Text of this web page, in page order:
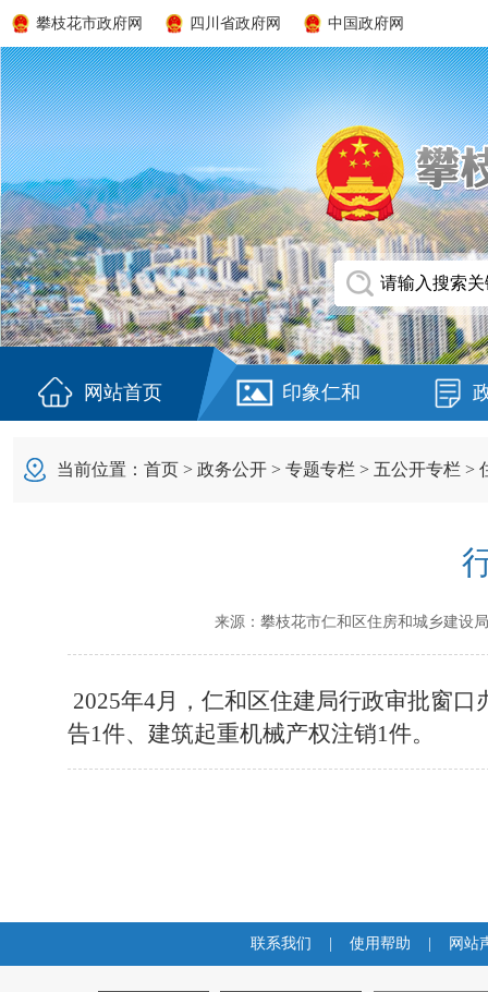
攀枝花市政府网 四川省政府网 中国政府网
网站首页 印象仁和
当前位置： 首页 > 政务公开 > 专题专栏 > 五公开专栏 >
来源： 攀枝花市仁和区住房和城乡建设局
2025年4月，仁和区住建局行政审批窗
告1件、建筑起重机械产权注销1件。
联系我们 使用帮助 网站